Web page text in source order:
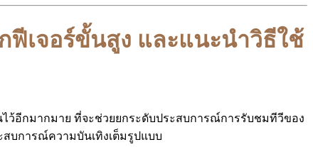
ฟีเจอร์ขั้นสูง และแนะนำวิธีใช้
ว้อีกมากมาย ที่จะช่วยยกระดับประสบการณ์การรับชมทีวีของ
บการณ์ความบันเทิงเต็มรูปแบบ